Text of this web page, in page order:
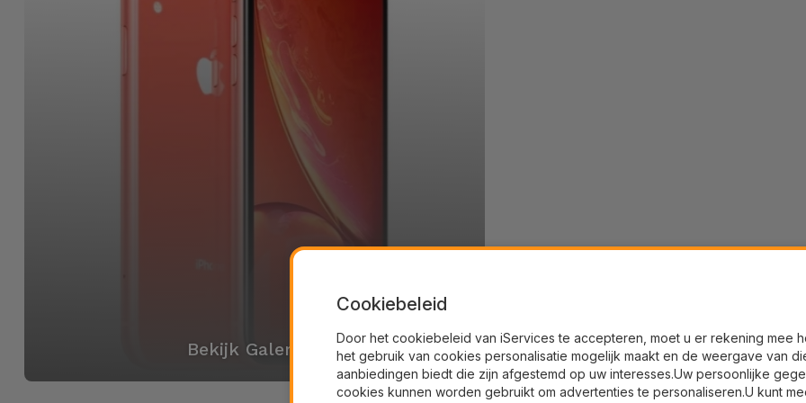
Bekijk Galerij
Cookiebeleid
Door het cookiebeleid van iServices te accepteren, moet u er rekening mee
het gebruik van cookies personalisatie mogelijk maakt en de weergave van
aanbiedingen biedt die zijn afgestemd op uw interesses.Uw persoonlijke
cookies kunnen worden gebruikt om advertenties te personaliseren.U kunt